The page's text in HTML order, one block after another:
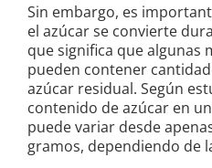
Sin embargo, es
el azúcar se convierte
que significa que algunas
pueden contener
azúcar residual. Según
contenido de azúcar en
puede variar desde
gramos, dependiendo de